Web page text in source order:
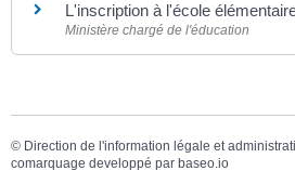
L'inscription à l'école
Ministère chargé de l'éducation
© Direction de l'information légale et
comarquage developpé par baseo.io